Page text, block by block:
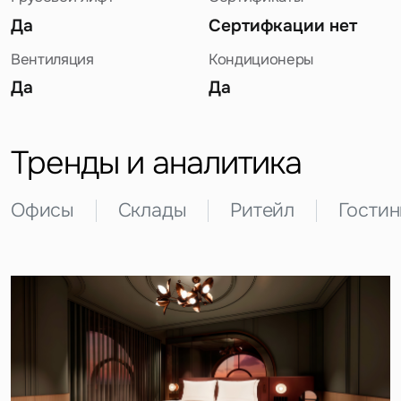
Да Сертифкации нет
Вентиляция
Да
Кондиционеры
Да
Тренды и аналитика
Офисы Склады Ритейл
Вопрос
Предложение
Жалоба
Это обязательное поле
Это обязательное поле